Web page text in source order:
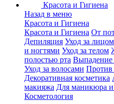
Красота и Гигиена
Назад в меню
Красота и Гигиена
Красота и Гигиена От
Депиляция Уход за лицом
и ногтями Уход за телом
полостью рта Выпадение
Уход за волосами Против
Декоративная косметика
макияжа Для маникюра
Косметология